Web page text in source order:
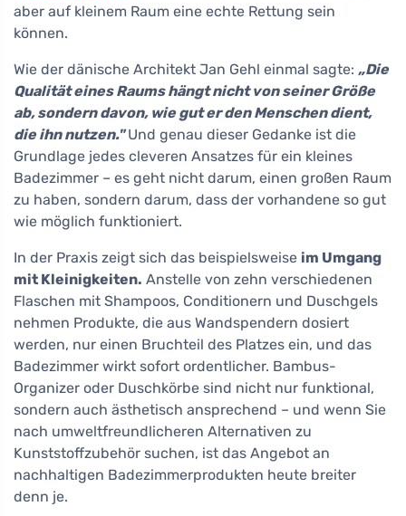
aber auf kleinem Raum eine echte Rettung sein
können.
Wie der dänische Architekt Jan Gehl einmal sagte: „Die
Qualität eines Raums hängt nicht von seiner Größe
ab, sondern davon, wie gut er den Menschen dient,
die ihn nutzen."Und genau dieser Gedanke ist die
Grundlage jedes cleveren Ansatzes für ein kleines
Badezimmer – es geht nicht darum, einen großen Raum
zu haben, sondern darum, dass der vorhandene so gut
wie möglich funktioniert.
In der Praxis zeigt sich das beispielsweise im Umgang
mit Kleinigkeiten. Anstelle von zehn verschiedenen
Flaschen mit Shampoos, Conditionern und Duschgels
nehmen Produkte, die aus Wandspendern dosiert
werden, nur einen Bruchteil des Platzes ein, und das
Badezimmer wirkt sofort ordentlicher. Bambus-
Organizer oder Duschkörbe sind nicht nur funktional,
sondern auch ästhetisch ansprechend – und wenn Sie
nach umweltfreundlicheren Alternativen zu
Kunststoffzubehör suchen, ist das Angebot an
nachhaltigen Badezimmerprodukten heute breiter
denn je.